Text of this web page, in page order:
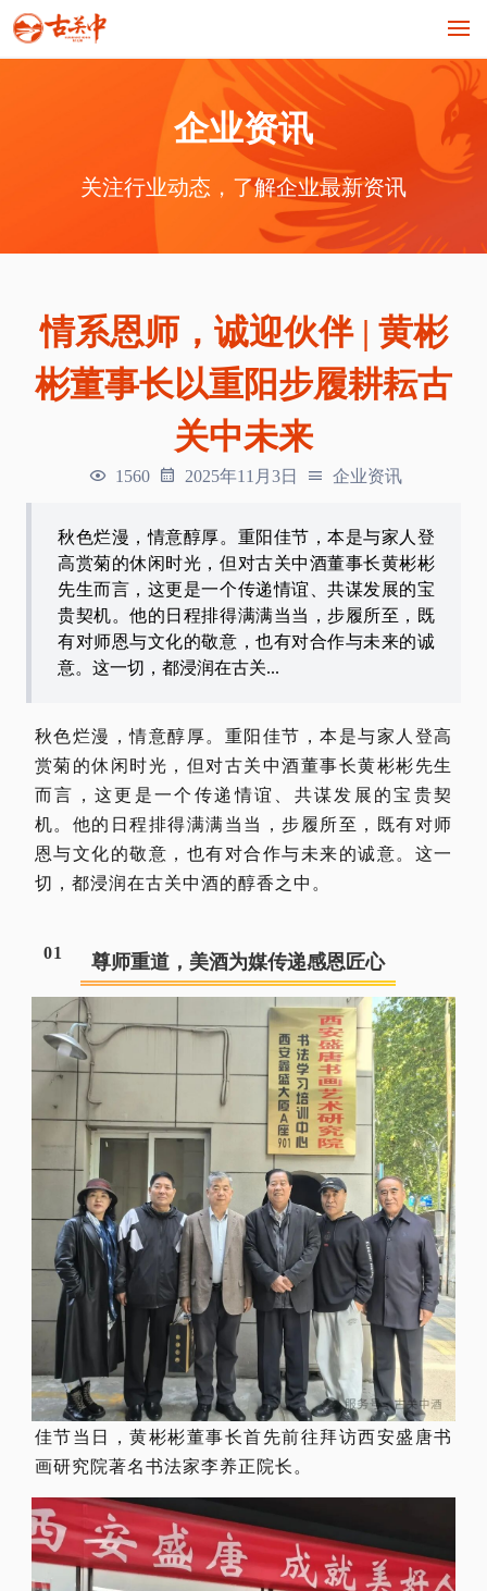
企业资讯
关注行业动态，了解企业最新资讯
情系恩师，诚迎伙伴 | 黄彬
彬董事长以重阳步履耕耘古
关中未来
1560 2025年11月3日 企业资讯
秋色烂漫，情意醇厚。重阳佳节，本是与家人登
高赏菊的休闲时光，但对古关中酒董事长黄彬彬
先生而言，这更是一个传递情谊、共谋发展的宝
贵契机。他的日程排得满满当当，步履所至，既
有对师恩与文化的敬意，也有对合作与未来的诚
意。这一切，都浸润在古关...
秋色烂漫，情意醇厚。重阳佳节，本是与家人登高
赏菊的休闲时光，但对古关中酒董事长黄彬彬先生
而言，这更是一个传递情谊、共谋发展的宝贵契
机。他的日程排得满满当当，步履所至，既有对师
恩与文化的敬意，也有对合作与未来的诚意。这一
切，都浸润在古关中酒的醇香之中。
01 尊师重道，美酒为媒传递感恩匠心
佳节当日，黄彬彬董事长首先前往拜访西安盛唐书
画研究院著名书法家李养正院长。